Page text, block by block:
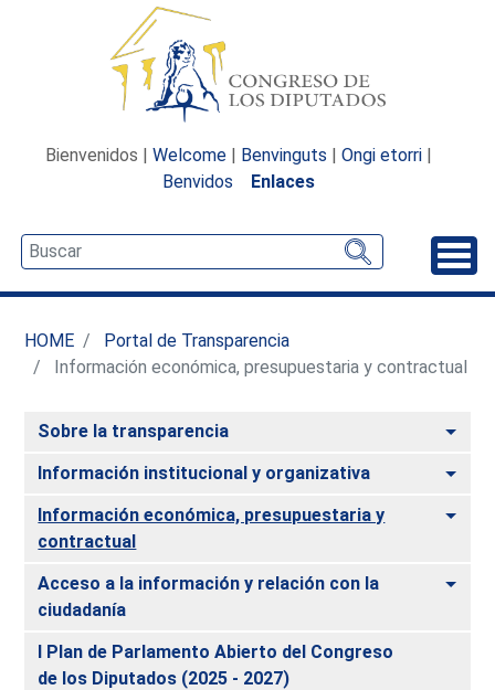
Bienvenidos | Welcome | Benvinguts | Ongi etorri |
Benvidos
Enlaces
HOME
Portal de Transparencia
Información económica, presupuestaria y contractual
Sobre la transparencia
Información institucional y organizativa
Información económica, presupuestaria y
contractual
Acceso a la información y relación con la
ciudadanía
I Plan de Parlamento Abierto del Congreso
de los Diputados (2025 - 2027)